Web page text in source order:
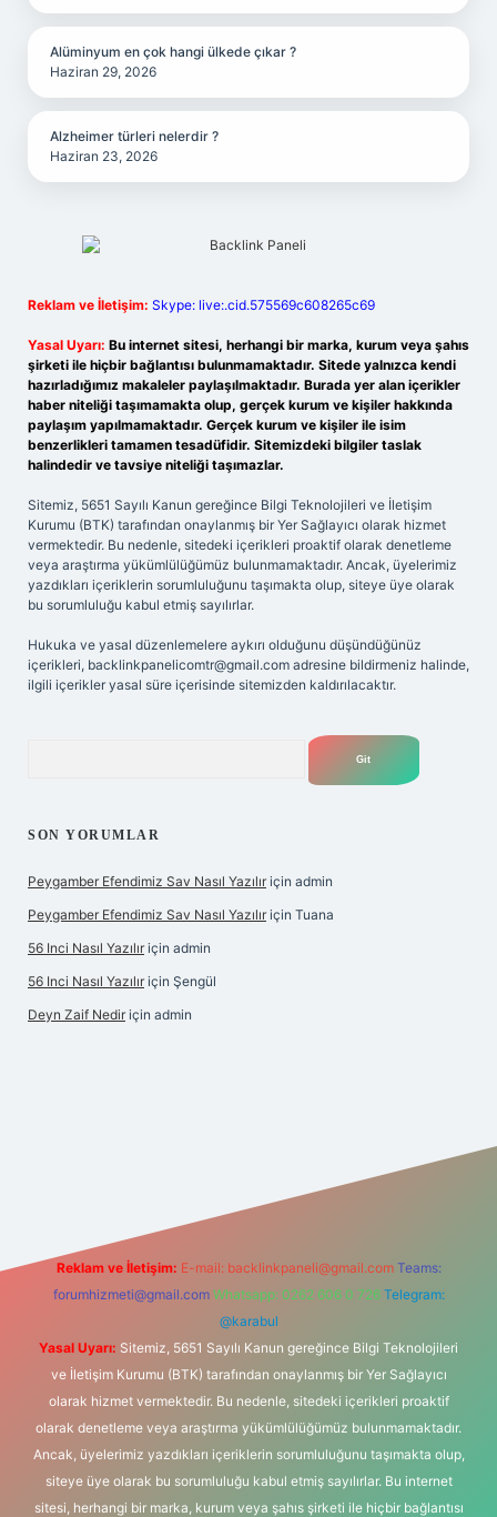
Alüminyum en çok hangi ülkede çıkar ?
Haziran 29, 2026
Alzheimer türleri nelerdir ?
Haziran 23, 2026
Reklam ve İletişim: Skype: live:.cid.575569c608265c69
Yasal Uyarı: Bu internet sitesi, herhangi bir marka, kurum veya şahıs
şirketi ile hiçbir bağlantısı bulunmamaktadır. Sitede yalnızca kendi
hazırladığımız makaleler paylaşılmaktadır. Burada yer alan içerikler
haber niteliği taşımamakta olup, gerçek kurum ve kişiler hakkında
paylaşım yapılmamaktadır. Gerçek kurum ve kişiler ile isim
benzerlikleri tamamen tesadüfidir. Sitemizdeki bilgiler taslak
halindedir ve tavsiye niteliği taşımazlar.
Sitemiz, 5651 Sayılı Kanun gereğince Bilgi Teknolojileri ve İletişim
Kurumu (BTK) tarafından onaylanmış bir Yer Sağlayıcı olarak hizmet
vermektedir. Bu nedenle, sitedeki içerikleri proaktif olarak denetleme
veya araştırma yükümlülüğümüz bulunmamaktadır. Ancak, üyelerimiz
yazdıkları içeriklerin sorumluluğunu taşımakta olup, siteye üye olarak
bu sorumluluğu kabul etmiş sayılırlar.
Hukuka ve yasal düzenlemelere aykırı olduğunu düşündüğünüz
içerikleri, backlinkpanelicomtr@gmail.com adresine bildirmeniz halinde,
ilgili içerikler yasal süre içerisinde sitemizden kaldırılacaktır.
SON YORUMLAR
Peygamber Efendimiz Sav Nasıl Yazılır için admin
Peygamber Efendimiz Sav Nasıl Yazılır için Tuana
56 Inci Nasıl Yazılır için admin
56 Inci Nasıl Yazılır için Şengül
Deyn Zaif Nedir için admin
Reklam ve İletişim: E-mail: backlinkpaneli@gmail.com Teams:
forumhizmeti@gmail.com Whatsapp: 0262 606 0 726 Telegram:
@karabul
Yasal Uyarı: Sitemiz, 5651 Sayılı Kanun gereğince Bilgi Teknolojileri
ve İletişim Kurumu (BTK) tarafından onaylanmış bir Yer Sağlayıcı
olarak hizmet vermektedir. Bu nedenle, sitedeki içerikleri proaktif
olarak denetleme veya araştırma yükümlülüğümüz bulunmamaktadır.
Ancak, üyelerimiz yazdıkları içeriklerin sorumluluğunu taşımakta olup,
siteye üye olarak bu sorumluluğu kabul etmiş sayılırlar. Bu internet
sitesi, herhangi bir marka, kurum veya şahıs şirketi ile hiçbir bağlantısı